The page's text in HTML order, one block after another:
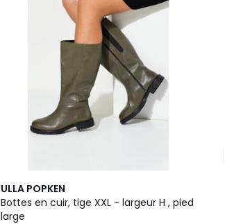
ULLA POPKEN
Bottes en cuir, tige XXL - largeur H , pied
large